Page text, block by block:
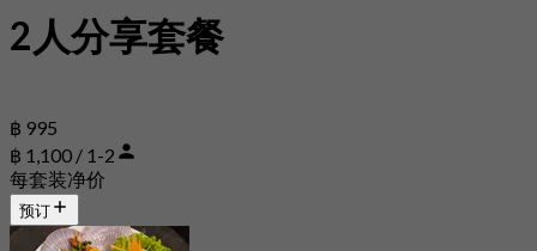
2人分享套餐
฿ 995
฿ 1,100 / 1-2
每套装净价
预订